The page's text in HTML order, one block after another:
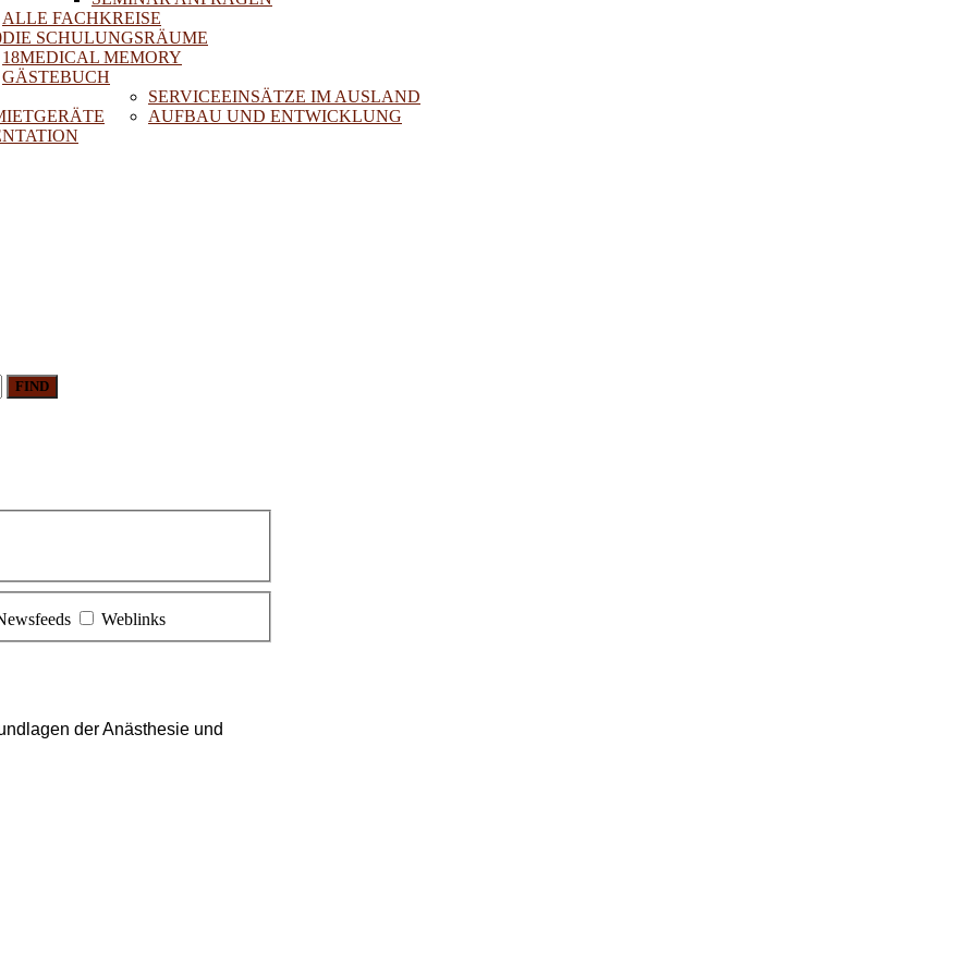
ALLE FACHKREISE
DIE SCHULUNGSRÄUME
18MEDICAL MEMORY
GÄSTEBUCH
SERVICEEINSÄTZE IM AUSLAND
AUFBAU UND ENTWICKLUNG
FIND
Weblinks
der Anästhesie und